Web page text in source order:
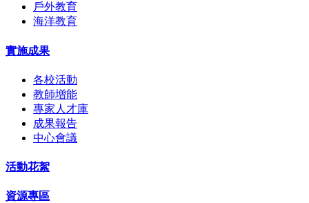
戶外教育
海洋教育
實施成果
各校活動
教師增能
專家人才庫
成果報告
中心會議
活動花絮
資源專區